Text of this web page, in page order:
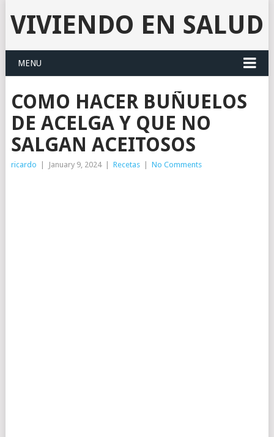
VIVIENDO EN SALUD
MENU
COMO HACER BUÑUELOS
DE ACELGA Y QUE NO
SALGAN ACEITOSOS
ricardo January 9, 2024 Recetas No Comments